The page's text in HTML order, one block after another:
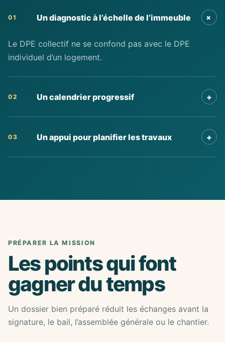
01 Un diagnostic à l’échelle de l’immeuble +
Le DPE collectif ne se confond pas avec le DPE
individuel d’un logement.
02 Un calendrier progressif +
03 Un appui pour planifier les travaux +
PRÉPARER LA MISSION
Les points qui font
gagner du temps
Un dossier bien préparé réduit les échanges avant la
signature, le bail, l’assemblée générale ou le chantier.